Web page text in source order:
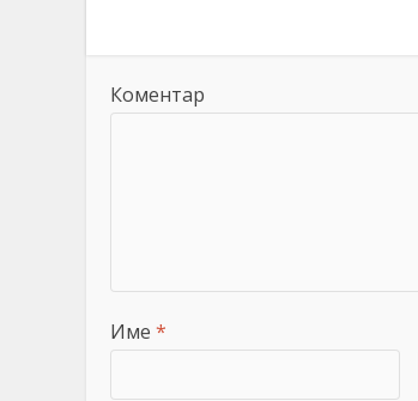
Коментар
Име *